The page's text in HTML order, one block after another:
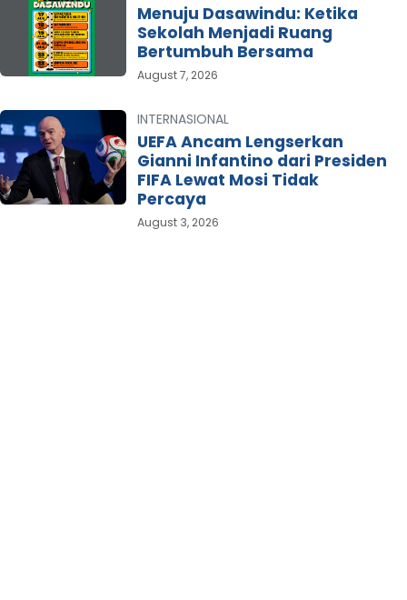
Menuju Dasawindu: Ketika
Sekolah Menjadi Ruang
Bertumbuh Bersama
August 7, 2026
INTERNASIONAL
UEFA Ancam Lengserkan
Gianni Infantino dari Presiden
FIFA Lewat Mosi Tidak
Percaya
August 3, 2026